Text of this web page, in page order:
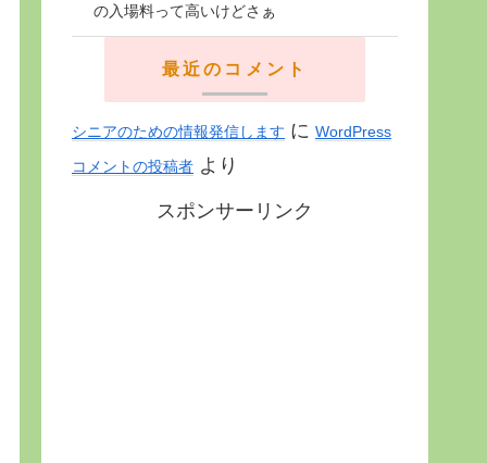
の入場料って高いけどさぁ
最近のコメント
シニアのための情報発信します に WordPress
コメントの投稿者 より
スポンサーリンク